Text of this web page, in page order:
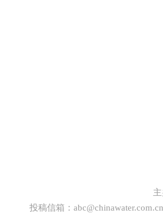
投稿信箱： abc@chinawater.com.cn